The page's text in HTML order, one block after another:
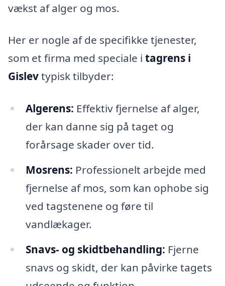
vækst af alger og mos.
Her er nogle af de specifikke tjenester,
som et firma med speciale i tagrens i
Gislevtypisk tilbyder:
Algerens: Effektiv fjernelse af alger,
der kan danne sig på taget og
forårsage skader over tid.
Mosrens: Professionelt arbejde med
fjernelse af mos, som kan ophobe sig
ved tagstenene og føre til
vandlækager.
Snavs- og skidtbehandling: Fjerne
snavs og skidt, der kan påvirke tagets